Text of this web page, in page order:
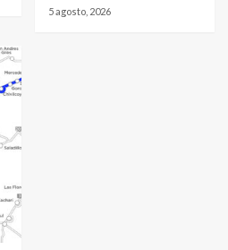
5 agosto, 2026